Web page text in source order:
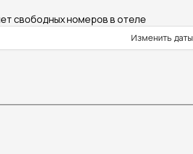
свободных номеров в отеле
Изменить даты